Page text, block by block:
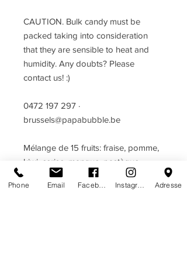
CAUTION. Bulk candy must be
packed taking into consideration
that they are sensible to heat and
humidity. Any doubts? Please
contact us! :)
0472 197 297 ·
brussels@papabubble.be
Mélange de 15 fruits: fraise, pomme,
kiwi, cerise, mangue, pastèque,
citron, orange, goyave, banane, fruit
de la passion, ananas, litchi,
Phone Email Adresse